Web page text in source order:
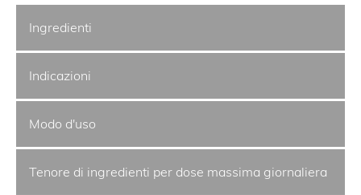
Ingredienti
Indicazioni
Modo d'uso
Tenore di ingredienti per dose massima giornaliera